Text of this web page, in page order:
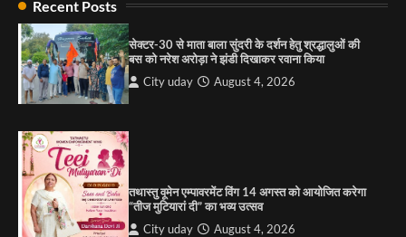
1
City uday September 5, 2025
2
सरकारी आदर्श उच्च विद्यालय, सैक्टर 34-सी, चण्डीगढ़ में
कार्यक्रम आयोजित
Recent Posts
सेक्टर-30 से माता बाला सुंदरी के दर्शन हेतु श्रद्धालुओं की
बस को नरेश अरोड़ा ने झंडी दिखाकर रवाना किया
City uday August 4, 2026
तथास्तु वूमेन एम्पावरमेंट विंग 14 अगस्त को आयोजित करेगा
“तीज मुटियारां दी” का भव्य उत्सव
City uday August 4, 2026